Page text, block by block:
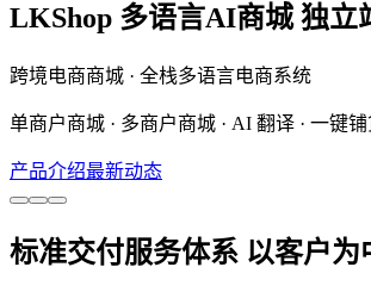
LKShop 多语言AI商城 独立
跨境电商商城 · 全栈多语言电商系统
单商户商城 · 多商户商城 · AI 翻译 · 一键
产品介绍最新动态
标准交付服务体系 以客户为